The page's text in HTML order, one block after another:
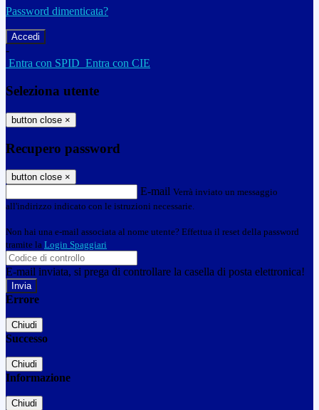
Password dimenticata?
-
Entra con SPID Entra con CIE
Seleziona utente
button close ×
Recupero password
button close ×
E-mail Verrà inviato un messaggio
all'indirizzo indicato con le istruzioni necessarie.
Non hai una e-mail associata al nome utente? Effettua il reset della password
tramite la Login Spaggiari
E-mail inviata, si prega di controllare la casella di posta elettronica!
Errore
Chiudi
Successo
Chiudi
Informazione
Chiudi